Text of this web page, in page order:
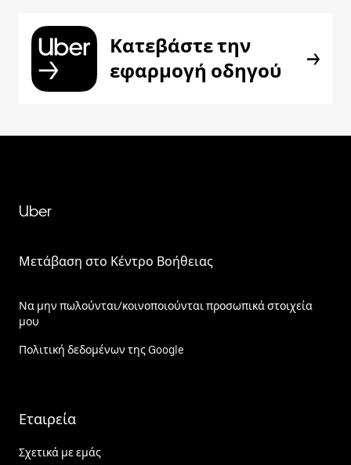
Κατεβάστε την
εφαρμογή οδηγού
Uber
Μετάβαση στο Κέντρο Βοήθειας
Να μην πωλούνται/κοινοποιούνται προσωπικά στοιχεία
μου
Πολιτική δεδομένων της Google
Εταιρεία
Σχετικά με εμάς